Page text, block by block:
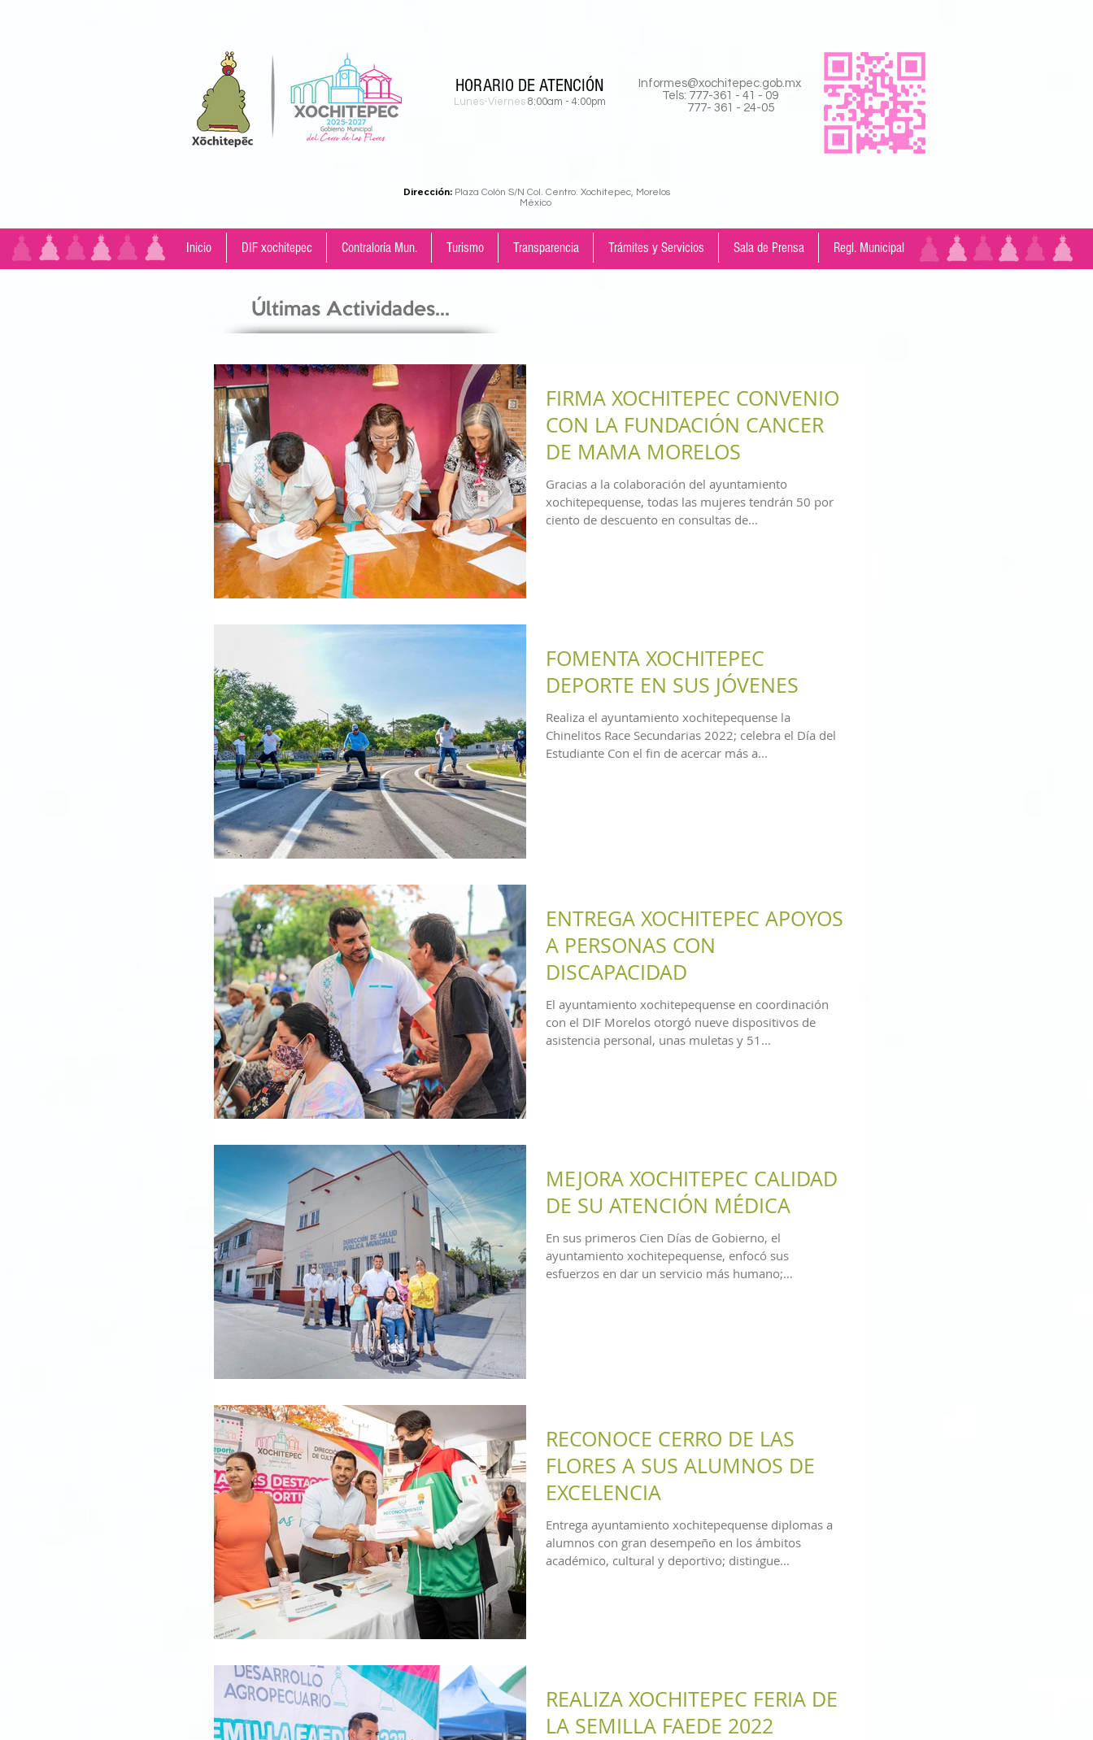
HORARIO DE ATENCIÓN
Lunes-Viernes8:00am - 4:00pm
Informes@xochitepec.gob.mx
Tels: 777-361 - 41 - 09
777- 361 - 24-05
Dirección: Plaza Colón S/N Col. Centro. Xochitepec, Morelos
México
Inicio DIF xochitepec Contraloría Mun. Turismo Transparencia Trámites y Servicios Sala de Prensa Regl. Municipal
Últimas Actividades...
FIRMA XOCHITEPEC CONVENIO
CON LA FUNDACIÓN CANCER
DE MAMA MORELOS
Gracias a la colaboración del ayuntamiento
xochitepequense, todas las mujeres tendrán 50 por
ciento de descuento en consultas de...
FOMENTA XOCHITEPEC
DEPORTE EN SUS JÓVENES
Realiza el ayuntamiento xochitepequense la
Chinelitos Race Secundarias 2022; celebra el Día del
Estudiante Con el fin de acercar más a...
ENTREGA XOCHITEPEC APOYOS
A PERSONAS CON
DISCAPACIDAD
El ayuntamiento xochitepequense en coordinación
con el DIF Morelos otorgó nueve dispositivos de
asistencia personal, unas muletas y 51...
MEJORA XOCHITEPEC CALIDAD
DE SU ATENCIÓN MÉDICA
En sus primeros Cien Días de Gobierno, el
ayuntamiento xochitepequense, enfocó sus
esfuerzos en dar un servicio más humano;
RECONOCE CERRO DE LAS
FLORES A SUS ALUMNOS DE
EXCELENCIA
Entrega ayuntamiento xochitepequense diplomas a
alumnos con gran desempeño en los ámbitos
académico, cultural y deportivo; distingue...
REALIZA XOCHITEPEC FERIA DE
LA SEMILLA FAEDE 2022